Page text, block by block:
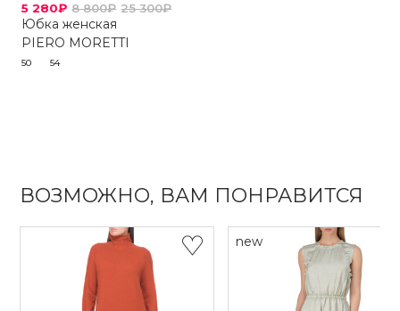
5 280₽ 8 800₽ 25 300₽
Юбка женская
PIERO MORETTI
50 54
ВОЗМОЖНО, ВАМ ПОНРАВИТСЯ
new